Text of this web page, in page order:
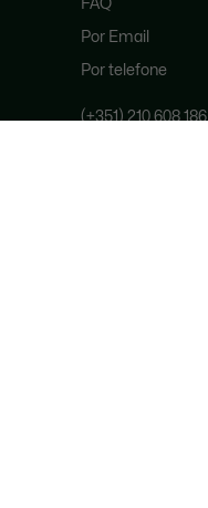
FAQ
Por Email
Por telefone
(+351) 210 608 186